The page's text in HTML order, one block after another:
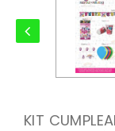
KIT